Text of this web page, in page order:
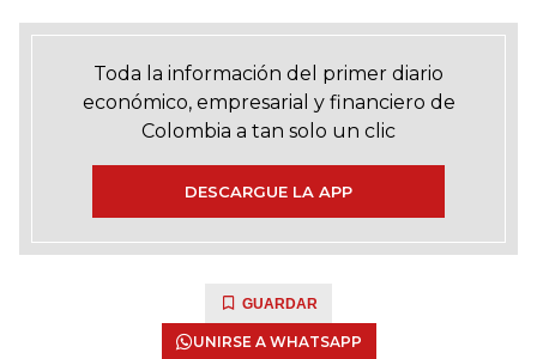
Toda la información del primer diario
económico, empresarial y financiero de
Colombia a tan solo un clic
DESCARGUE LA APP
GUARDAR
UNIRSE A WHATSAPP